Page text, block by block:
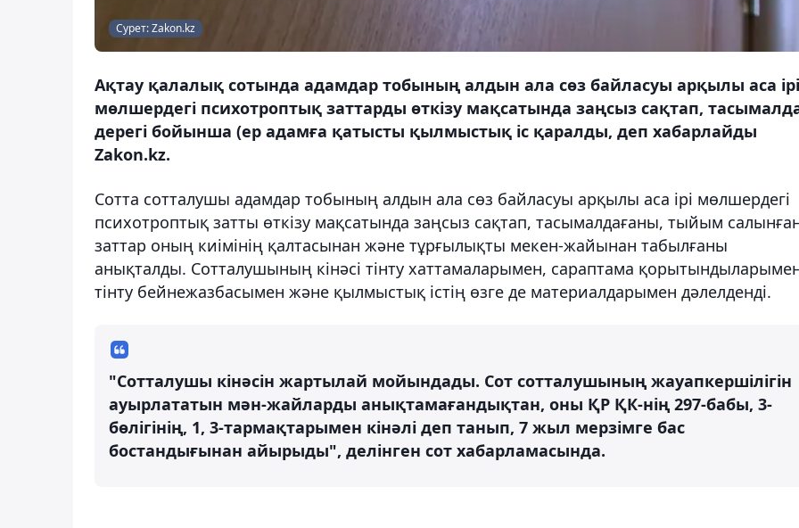
Сурет: Zakon.kz
Ақтау қалалық сотында адамдар тобының алдын ала сөз байласуы арқылы аса iрi
мөлшердегі психотроптық заттарды өткізу мақсатында заңсыз сақтап,
дерегі бойынша (ер адамға қатысты қылмыстық іс қаралды, деп хабарлайды
Zakon.kz.
Сотта сотталушы адамдар тобының алдын ала сөз байласуы арқылы аса ірі мөлшердегі
психотроптық затты өткізу мақсатында заңсыз сақтап, тасымалдағаны, тыйым
заттар оның киімінің қалтасынан және тұрғылықты мекен-жайынан табылғаны
анықталды. Сотталушының кінәсі тінту хаттамаларымен, сараптама
тінту бейнежазбасымен және қылмыстық істің өзге де материалдарымен дәлелденді.
"Сотталушы кінәсін жартылай мойындады. Сот сотталушының жауапкершілігін
ауырлататын мән-жайларды анықтамағандықтан, оны ҚР ҚК-нің 297-бабы, 3-
бөлігінің, 1, 3-тармақтарымен кінәлі деп танып, 7 жыл мерзімге бас
бостандығынан айырыды", делінген сот хабарламасында.